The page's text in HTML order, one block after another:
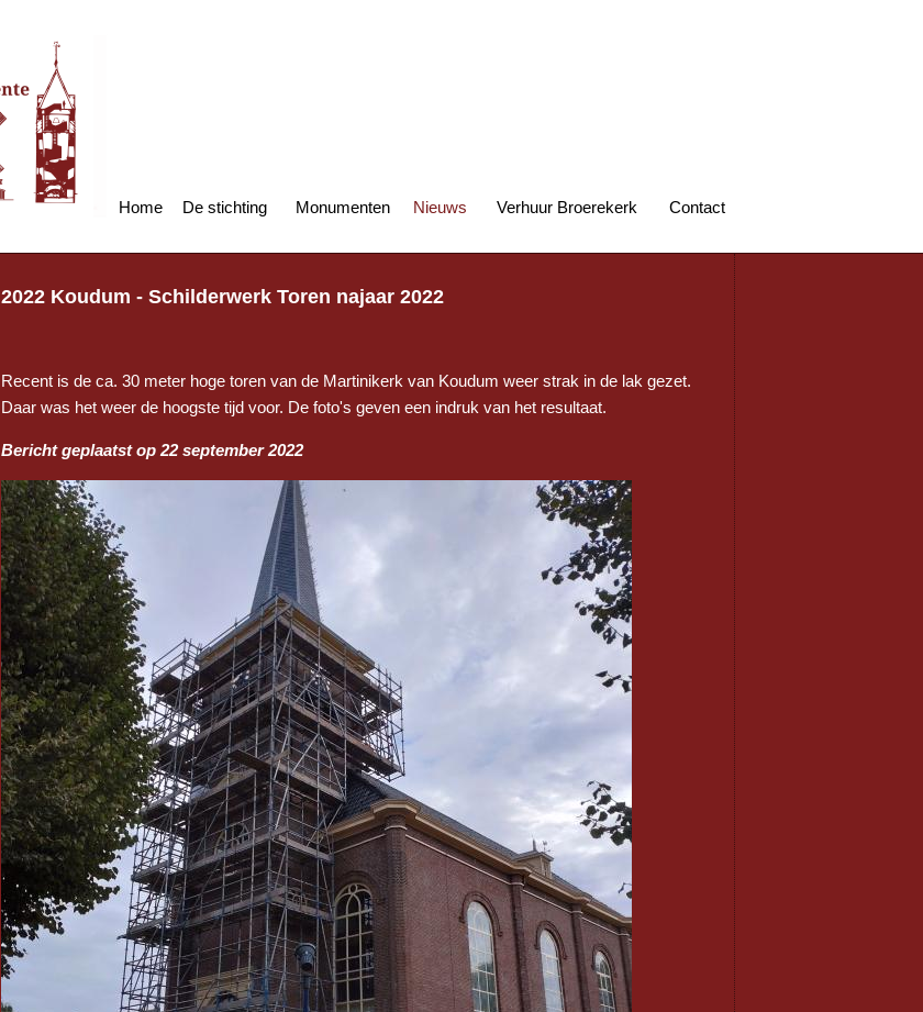
Home De stichting Monumenten Nieuws Verhuur Broerekerk Contact
2022 Koudum - Schilderwerk Toren najaar 2022
Recent is de ca. 30 meter hoge toren van de Martinikerk van Koudum weer strak in de lak gezet.
Daar was het weer de hoogste tijd voor. De foto's geven een indruk van het resultaat.
Bericht geplaatst op 22 september 2022